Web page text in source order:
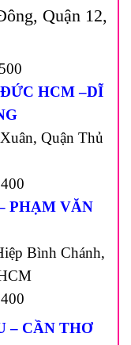
Quận 12,
HCM –DĨ
Quận Thủ
PHẠM VĂN
Bình Chánh,
– CẦN THƠ